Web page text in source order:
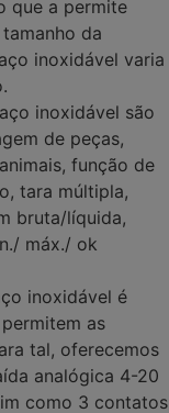
que a permite
da
inoxidável varia
inoxidável são
de peças,
função de
tara múltipla,
bruta/líquida,
máx./ ok
inoxidável é
as
tal, oferecemos
analógica 4-20
como 3 contatos